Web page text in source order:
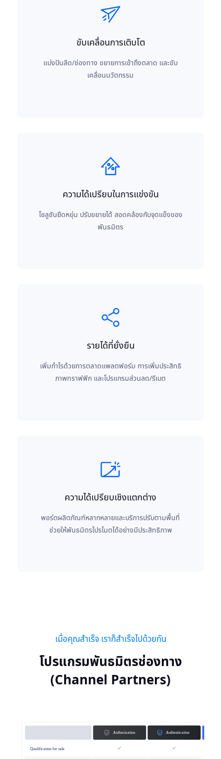
ขับเคลื่อนการเติบโต
แบ่งปันลีด/ช่องทาง ขยายการเข้าถึงตลาด และขับ
เคลื่อนนวัตกรรม
ความได้เปรียบในการแข่งขัน
โซลูชันยืดหยุ่น ปรับขยายได้ สอดคล้องกับจุดแข็งของ
พันธมิตร
รายได้ที่ยั่งยืน
เพิ่มกำไรด้วยการตลาดแพลตฟอร์ม การเพิ่มประสิทธิ
ภาพทราฟฟิก และโปรแกรมส่วนลด/รีเบต
ความได้เปรียบเชิงแตกต่าง
พอร์ตผลิตภัณฑ์หลากหลายและบริการปรับตามพื้นที่
ช่วยให้พันธมิตรโปรโมตได้อย่างมีประสิทธิภาพ
เมื่อคุณสำเร็จ เราก็สำเร็จไปด้วยกัน
โปรแกรมพันธมิตรช่องทาง
(Channel Partners)